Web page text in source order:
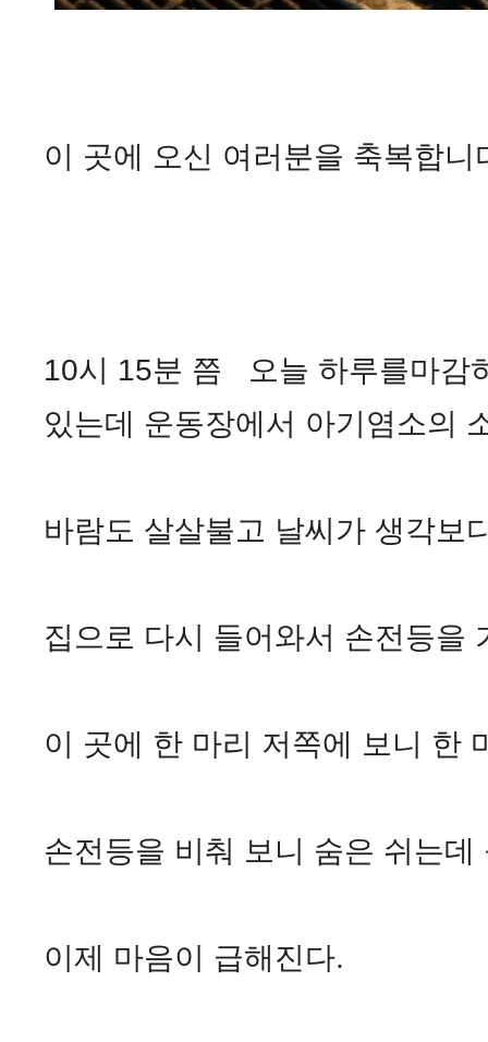
이 곳에 오신 여러분을 축복합니
10시 15분 쯤 오늘 하루를마감
있는데 운동장에서 아기염소의
바람도 살살불고 날씨가 생각보
집으로 다시 들어와서 손전등을
이 곳에 한 마리 저쪽에 보니 한
손전등을 비춰 보니 숨은 쉬는데
이제 마음이 급해진다.